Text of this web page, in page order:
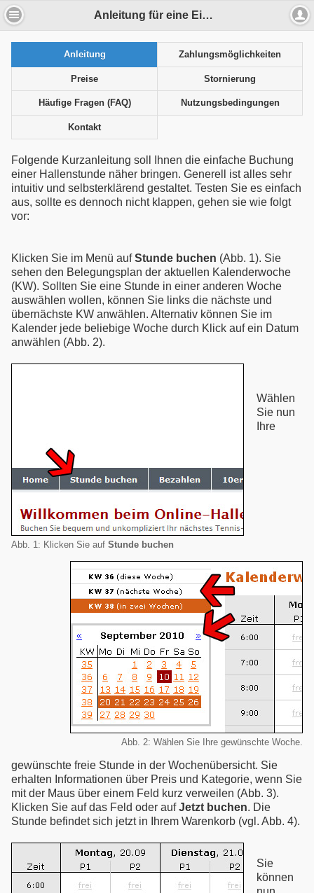
Anleitung für eine Einzelbuchung - TOIMS MTV Karlsruhe
Anleitung Zahlungsmöglichkeiten
Preise Stornierung
Häufige Fragen (FAQ) Nutzungsbedingungen
Kontakt
Folgende Kurzanleitung soll Ihnen die einfache Buchung
einer Hallenstunde näher bringen. Generell ist alles sehr
intuitiv und selbsterklärend gestaltet. Testen Sie es einfach
aus, sollte es dennoch nicht klappen, gehen sie wie folgt
vor:
Klicken Sie im Menü aufStunde buchen (Abb. 1). Sie
sehen den Belegungsplan der aktuellen Kalenderwoche
(KW). Sollten Sie eine Stunde in einer anderen Woche
auswählen wollen, können Sie links die nächste und
übernächste KW anwählen. Alternativ können Sie im
Kalender jede beliebige Woche durch Klick auf ein Datum
anwählen (Abb. 2).
Abb. 1: Klicken Sie auf Stunde buchen
Abb. 2: Wählen Sie Ihre gewünschte Woche.
Wählen
Sie nun
Ihre
gewünschte freie Stunde in der Wochenübersicht. Sie
erhalten Informationen über Preis und Kategorie, wenn Sie
mit der Maus über einem Feld kurz verweilen (Abb. 3).
Klicken Sie auf das Feld oder aufJetzt buchen. Die
Stunde befindet sich jetzt in Ihrem Warenkorb (vgl. Abb. 4).
Sie
können